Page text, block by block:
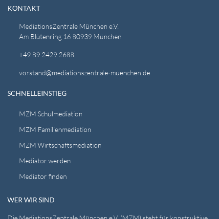
KONTAKT
MediationsZentrale München e.V.
Am Blütenring 16 80939 München
+49 89 2429 2688
vorstand@mediationszentrale-muenchen.de
SCHNELLEINSTIEG
MZM Schulmediation
MZM Familienmediation
MZM Wirtschaftsmediation
Mediator werden
Mediator finden
WER WIR SIND